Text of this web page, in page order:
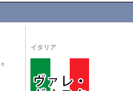
イタリア